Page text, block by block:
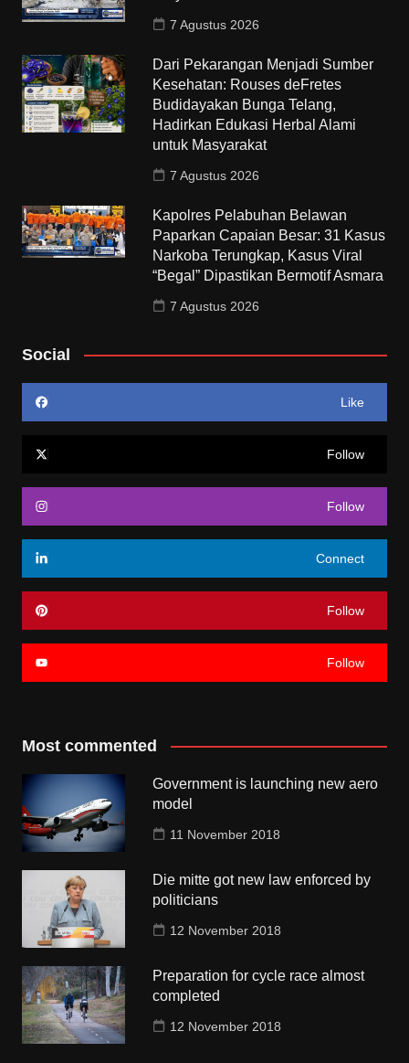
7 Agustus 2026
Dari Pekarangan Menjadi Sumber
Kesehatan: Rouses deFretes
Budidayakan Bunga Telang,
Hadirkan Edukasi Herbal Alami
untuk Masyarakat
7 Agustus 2026
Kapolres Pelabuhan Belawan
Paparkan Capaian Besar: 31 Kasus
Narkoba Terungkap, Kasus Viral
“Begal” Dipastikan Bermotif Asmara
7 Agustus 2026
Social
Like
Follow
Follow
Connect
Follow
Follow
Most commented
Government is launching new aero
model
11 November 2018
Die mitte got new law enforced by
politicians
12 November 2018
Preparation for cycle race almost
completed
12 November 2018